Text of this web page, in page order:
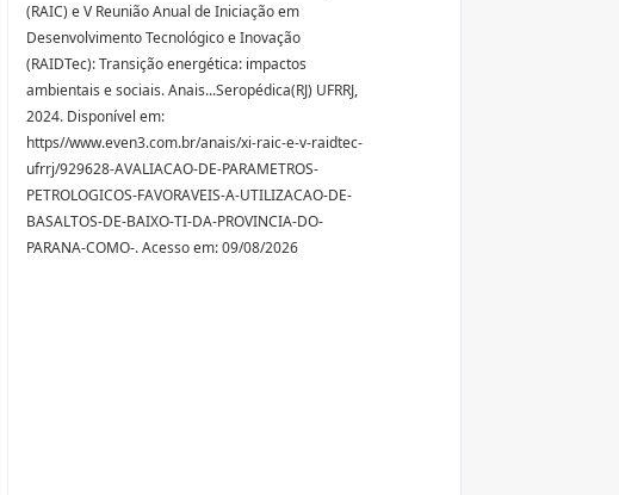
(RAIC) e V Reunião Anual de Iniciação em
Desenvolvimento Tecnológico e Inovação
(RAIDTec): Transição energética: impactos
ambientais e sociais. Anais...Seropédica(RJ) UFRRJ,
2024. Disponível em:
https//www.even3.com.br/anais/xi-raic-e-v-raidtec-
ufrrj/929628-AVALIACAO-DE-PARAMETROS-
PETROLOGICOS-FAVORAVEIS-A-UTILIZACAO-DE-
BASALTOS-DE-BAIXO-TI-DA-PROVINCIA-DO-
PARANA-COMO-. Acesso em: 09/08/2026